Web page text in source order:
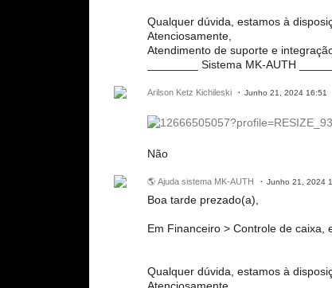
Qualquer dúvida, estamos à
Atenciosamente,
Atendimento de suporte e
________ Sistema MK-AUTH
Arilson Ketz Kichileski Junho 21, 2024 16:51
Não
🌎 Ajuda sistema MK-AUTH Junho 21, 2024
Boa tarde prezado(a),
Em Financeiro > Controle de
Qualquer dúvida, estamos à